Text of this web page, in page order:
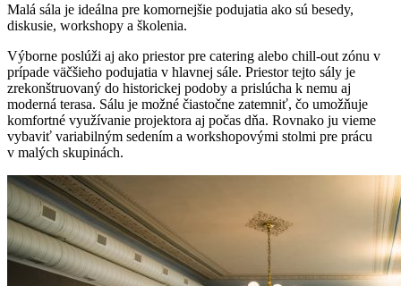
Malá sála je ideálna pre komornejšie podujatia ako sú besedy,
diskusie, workshopy a školenia.
Výborne poslúži aj ako priestor pre catering alebo chill-out zónu v
prípade väčšieho podujatia v hlavnej sále. Priestor tejto sály je
zrekonštruovaný do historickej podoby a prislúcha k nemu aj
moderná terasa. Sálu je možné čiastočne zatemniť, čo umožňuje
komfortné využívanie projektora aj počas dňa. Rovnako ju vieme
vybaviť variabilným sedením a workshopovými stolmi pre prácu
v malých skupinách.